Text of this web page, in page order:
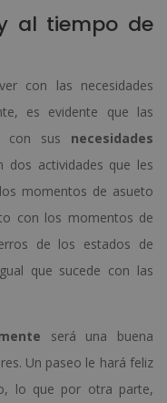
al tiempo de
con las necesidades
es evidente que las
con sus necesidades
dos actividades que les
momentos de asueto
con los momentos de
de los estados de
que sucede con las
será una buena
Un paseo le hará feliz
lo que por otra parte,